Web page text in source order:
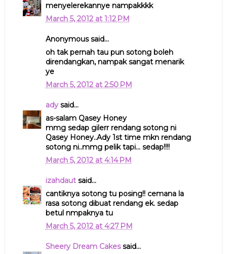
menyelerekannye nampakkkk
March 5, 2012 at 1:12 PM
Anonymous said...
oh tak pernah tau pun sotong boleh
direndangkan, nampak sangat menarik
ye
March 5, 2012 at 2:50 PM
adysaid...
as-salam Qasey Honey
mmg sedap gilerr rendang sotong ni
Qasey Honey..Ady 1st time mkn rendang
sotong ni..mmg pelik tapi... sedap!!!!
March 5, 2012 at 4:14 PM
izahdautsaid...
cantiknya sotong tu posing!! cemana la
rasa sotong dibuat rendang ek. sedap
betul nmpaknya tu
March 5, 2012 at 4:27 PM
Sheery Dream Cakessaid...